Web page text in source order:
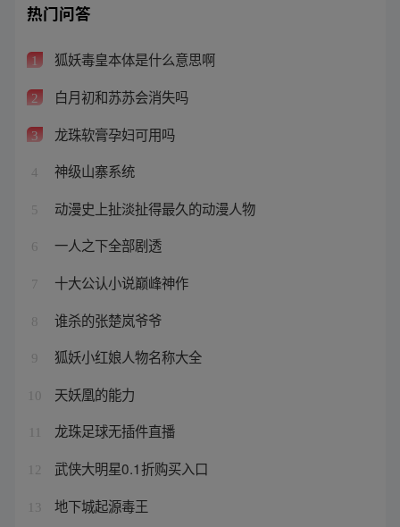
热门问答
1 狐妖毒皇本体是什么意思啊
2 白月初和苏苏会消失吗
3 龙珠软膏孕妇可用吗
4 神级山寨系统
5 动漫史上扯淡扯得最久的动漫人物
6 一人之下全部剧透
7 十大公认小说巅峰神作
8 谁杀的张楚岚爷爷
9 狐妖小红娘人物名称大全
10 天妖凰的能力
龙珠足球无插件直播
12 武侠大明星0.1折购买入口
13 地下城起源毒王